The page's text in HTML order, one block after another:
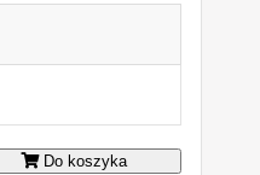
Do koszyka